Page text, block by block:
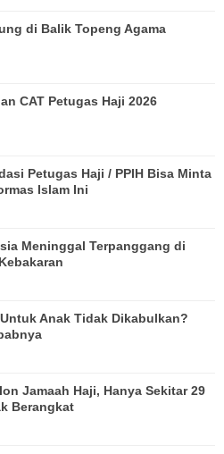
di Balik Topeng Agama
CAT Petugas Haji 2026
Petugas Haji / PPIH Bisa Minta
Islam Ini
Meninggal Terpanggang di
Anak Tidak Dikabulkan?
Jamaah Haji, Hanya Sekitar 29
Berangkat